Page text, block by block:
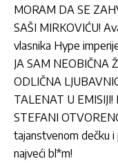
MORAM DA SE
SAŠI MIRKOVIĆU!
vlasnika Hype
JA SAM NEOBIČNA
ODLIČNA
TALENAT U EMISIJI!
STEFANI
tajanstvenom dečku
najveći bl*m!